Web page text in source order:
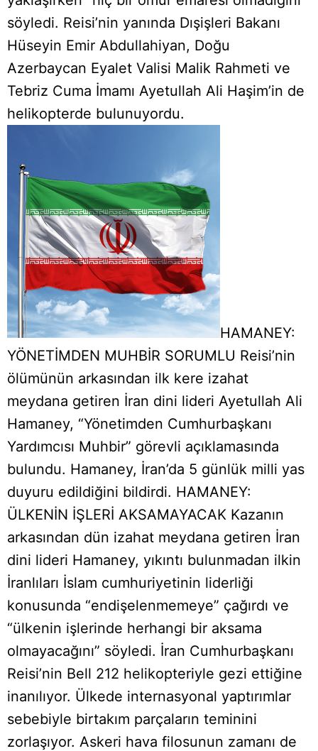
söyledi. Reisi’nin yanında Dışişleri Bakanı
Hüseyin Emir Abdullahiyan, Doğu
Azerbaycan Eyalet Valisi Malik Rahmeti ve
Tebriz Cuma İmamı Ayetullah Ali Haşim’in de
helikopterde bulunuyordu.
HAMANEY:
YÖNETİMDEN MUHBİR SORUMLU Reisi’nin
ölümünün arkasından ilk kere izahat
meydana getiren İran dini lideri Ayetullah Ali
Hamaney, “Yönetimden Cumhurbaşkanı
Yardımcısı Muhbir” görevli açıklamasında
bulundu. Hamaney, İran’da 5 günlük milli yas
duyuru edildiğini bildirdi. HAMANEY:
ÜLKENİN İŞLERİ AKSAMAYACAK Kazanın
arkasından dün izahat meydana getiren İran
dini lideri Hamaney, yıkıntı bulunmadan ilkin
İranlıları İslam cumhuriyetinin liderliği
konusunda “endişelenmemeye” çağırdı ve
“ülkenin işlerinde herhangi bir aksama
olmayacağını” söyledi. İran Cumhurbaşkanı
Reisi’nin Bell 212 helikopteriyle gezi ettiğine
inanılıyor. Ülkede internasyonal yaptırımlar
sebebiyle birtakım parçaların teminini
zorlaşıyor. Askeri hava filosunun zamanı de